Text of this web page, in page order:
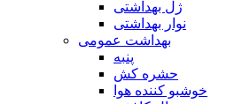
ژل بهداشتی
نوار بهداشتی
بهداشت عمومی
پنبه
حشره کش
خوشبو کننده هوا